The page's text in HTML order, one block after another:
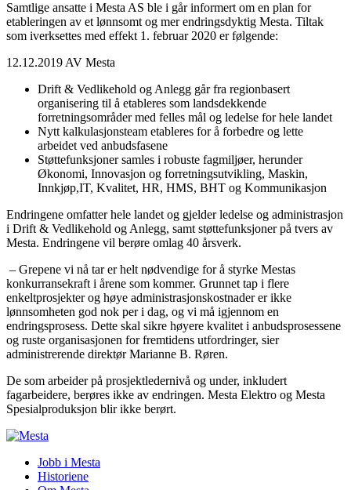
Samtlige ansatte i Mesta AS ble i går informert om en plan for
etableringen av et lønnsomt og mer endringsdyktig Mesta. Tiltak
som iverksettes med effekt 1. februar 2020 er følgende:
12.12.2019 AV Mesta
Drift & Vedlikehold og Anlegg går fra regionbasert
organisering til å etableres som landsdekkende
forretningsområder med felles mål og ledelse for hele landet
Nytt kalkulasjonsteam etableres for å forbedre og lette
arbeidet ved anbudsfasene
Støttefunksjoner samles i robuste fagmiljøer, herunder
Økonomi, Innovasjon og forretningsutvikling, Maskin,
Innkjøp,IT, Kvalitet, HR, HMS, BHT og Kommunikasjon
Endringene omfatter hele landet og gjelder ledelse og administrasjon
i Drift & Vedlikehold og Anlegg, samt støttefunksjoner på tvers av
Mesta. Endringene vil berøre omlag 40 årsverk.
– Grepene vi nå tar er helt nødvendige for å styrke Mestas
konkurransekraft i årene som kommer. Grunnet tap i flere
enkeltprosjekter og høye administrasjonskostnader er ikke
lønnsomheten god nok per i dag, og vi må igjennom en
endringsprosess. Dette skal sikre høyere kvalitet i anbudsprosessene
og ruste organisasjonen for fremtidens utfordringer, sier
administrerende direktør Marianne B. Røren.
De som arbeider på prosjektledernivå og under, inkludert
fagarbeidere, berøres ikke av endringen. Mesta Elektro og Mesta
Spesialproduksjon blir ikke berørt.
Jobb i Mesta
Historiene